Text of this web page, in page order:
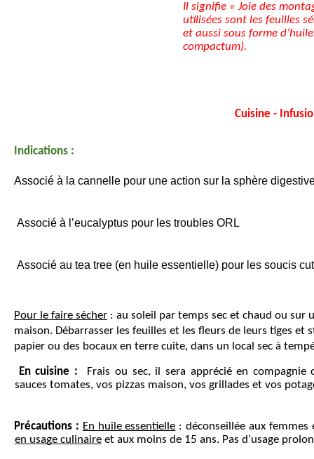
Il signifie « Joie des
utilisées sont les feuilles
et aussi sous forme
compactum).
Cuisine -
Indications :
Associé à la cannelle pour une action sur la sphère
Associé à l’eucalyptus pour les troubles ORL
Associé au tea tree (en huile essentielle) pour les soucis
Pour le faire sécher : au soleil par temps sec et chaud ou sur
maison. Débarrasser les feuilles et les fleurs de leurs tiges et
papier ou des bocaux en terre cuite, dans un local sec à
En cuisine : Frais ou sec, il sera apprécié en compagnie
sauces tomates, vos pizzas maison, vos grillades et vos
Précautions : En huile essentielle : déconseillée aux femmes
en usage culinaire et aux moins de 15 ans. Pas d’usage